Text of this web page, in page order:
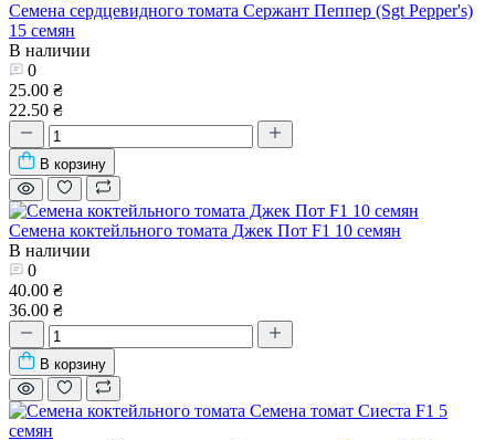
Семена сердцевидного томата Сержант Пеппер (Sgt Pepper's)
15 семян
В наличии
0
25.00 ₴
22.50 ₴
В корзину
Семена коктейльного томата Джек Пот F1 10 семян
В наличии
0
40.00 ₴
36.00 ₴
В корзину